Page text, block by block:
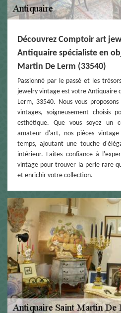
Découvrez Comptoir art
Antiquaire spécialiste en
Martin De Lerm (33540)
Passionné par le passé et les
jewelry vintage est votre Antiquaire
Lerm, 33540. Nous vous
vintages, soigneusement choisis
esthétique. Que vous soyez un
amateur d'art, nos pièces
temps, ajoutant une touche
intérieur. Faites confiance à
vintage pour trouver la perle rare
et enrichir votre collection.